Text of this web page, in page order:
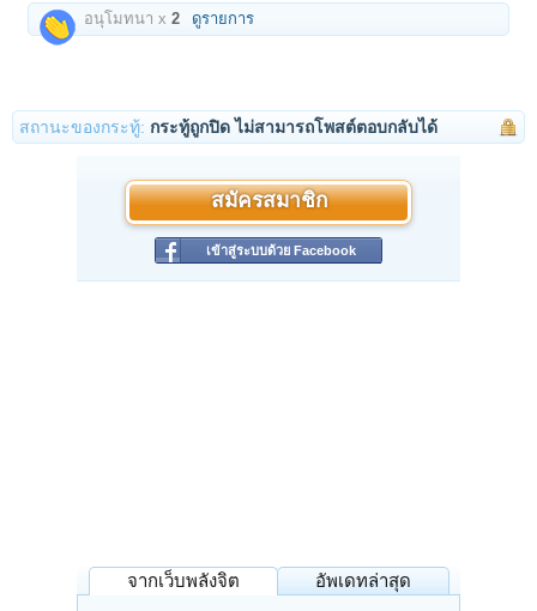
อนุโมทนา x2 ดูรายการ
สถานะของกระทู้: กระทู้ถูกปิด ไม่สามารถโพสต์ตอบกลับได้
สมัครสมาชิก
เข้าสู่ระบบด้วย Facebook
จากเว็บพลังจิต อัพเดทล่าสุด